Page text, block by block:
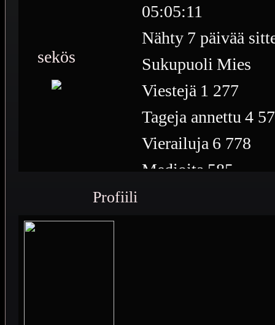
sekös
05:05:11
Nähty 7 päivää
Sukupuoli Mies
Viestejä 1 277
Tageja annettu 4
Vierailuja 6 778
Medioita 585
Profiili